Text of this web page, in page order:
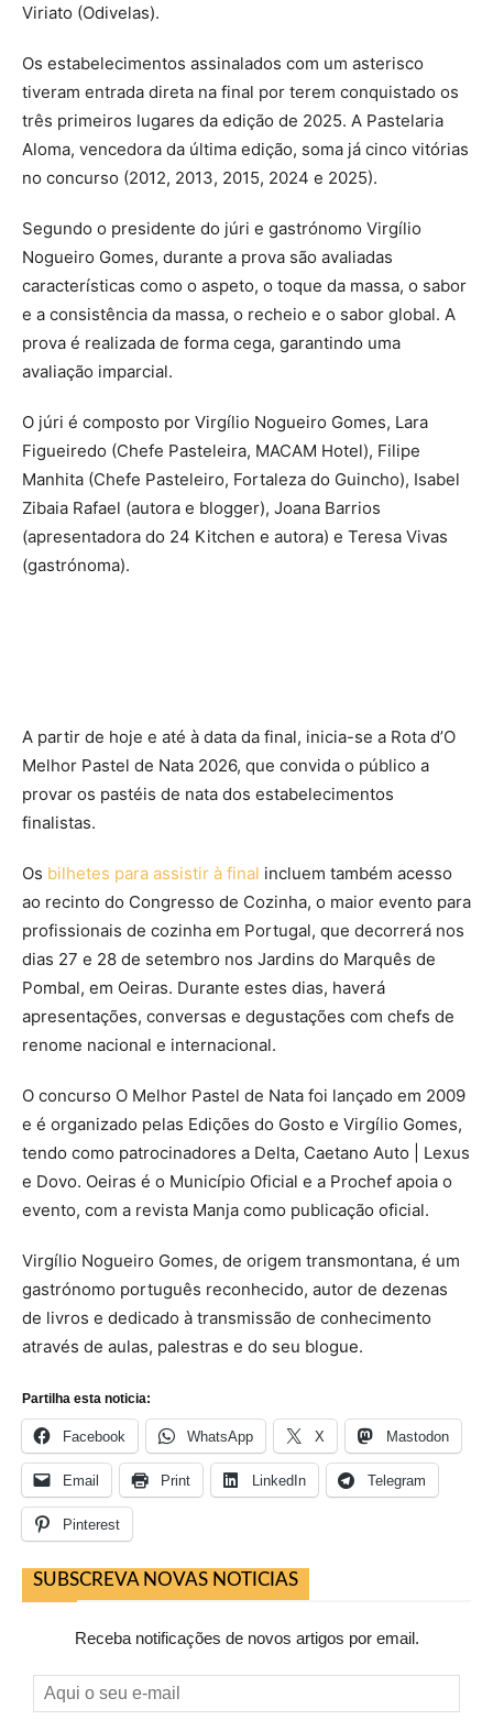
Viriato (Odivelas).
Os estabelecimentos assinalados com um asterisco
tiveram entrada direta na final por terem conquistado os
três primeiros lugares da edição de 2025. A Pastelaria
Aloma, vencedora da última edição, soma já cinco vitórias
no concurso (2012, 2013, 2015, 2024 e 2025).
Segundo o presidente do júri e gastrónomo Virgílio
Nogueiro Gomes, durante a prova são avaliadas
características como o aspeto, o toque da massa, o sabor
e a consistência da massa, o recheio e o sabor global. A
prova é realizada de forma cega, garantindo uma
avaliação imparcial.
O júri é composto por Virgílio Nogueiro Gomes, Lara
Figueiredo (Chefe Pasteleira, MACAM Hotel), Filipe
Manhita (Chefe Pasteleiro, Fortaleza do Guincho), Isabel
Zibaia Rafael (autora e blogger), Joana Barrios
(apresentadora do 24 Kitchen e autora) e Teresa Vivas
(gastrónoma).
A partir de hoje e até à data da final, inicia-se a Rota d’O
Melhor Pastel de Nata 2026, que convida o público a
provar os pastéis de nata dos estabelecimentos
finalistas.
Os bilhetes para assistir à final incluem também acesso
ao recinto do Congresso de Cozinha, o maior evento para
profissionais de cozinha em Portugal, que decorrerá nos
dias 27 e 28 de setembro nos Jardins do Marquês de
Pombal, em Oeiras. Durante estes dias, haverá
apresentações, conversas e degustações com chefs de
renome nacional e internacional.
O concurso O Melhor Pastel de Nata foi lançado em 2009
e é organizado pelas Edições do Gosto e Virgílio Gomes,
tendo como patrocinadores a Delta, Caetano Auto | Lexus
e Dovo. Oeiras é o Município Oficial e a Prochef apoia o
evento, com a revista Manja como publicação oficial.
Virgílio Nogueiro Gomes, de origem transmontana, é um
gastrónomo português reconhecido, autor de dezenas
de livros e dedicado à transmissão de conhecimento
através de aulas, palestras e do seu blogue.
Partilha esta noticia:
Facebook WhatsApp X Mastodon
Email Print LinkedIn Telegram
Pinterest
SUBSCREVA NOVAS NOTICIAS
Receba notificações de novos artigos por email.
Aqui
o